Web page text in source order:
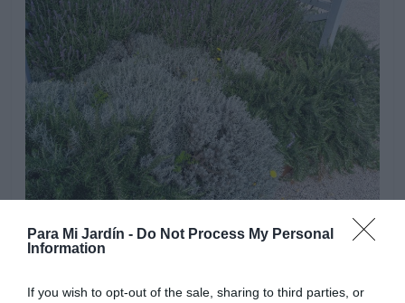
Para Mi Jardín - Do Not Process My Personal
Information
If you wish to opt-out of the sale, sharing to third parties, or